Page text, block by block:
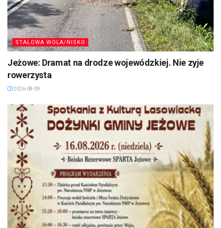
STALOWA WOLA/NISKO
Jeżowe: Dramat na drodze wojewódzkiej. Nie zyje
rowerzysta
2026-08-09